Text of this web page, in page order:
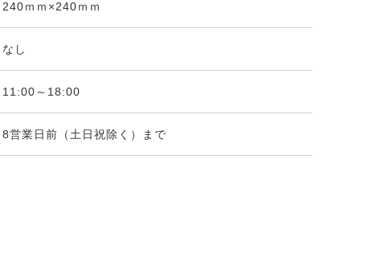
240ｍｍ×240ｍｍ
なし
11:00～18:00
8営業日前（土日祝除く）まで